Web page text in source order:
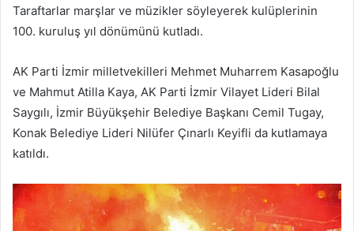
Taraftarlar marşlar ve müzikler söyleyerek kulüplerinin
100. kuruluş yıl dönümünü kutladı.
AK Parti İzmir milletvekilleri Mehmet Muharrem Kasapoğlu
ve Mahmut Atilla Kaya, AK Parti İzmir Vilayet Lideri Bilal
Saygılı, İzmir Büyükşehir Belediye Başkanı Cemil Tugay,
Konak Belediye Lideri Nilüfer Çınarlı Keyifli da kutlamaya
katıldı.